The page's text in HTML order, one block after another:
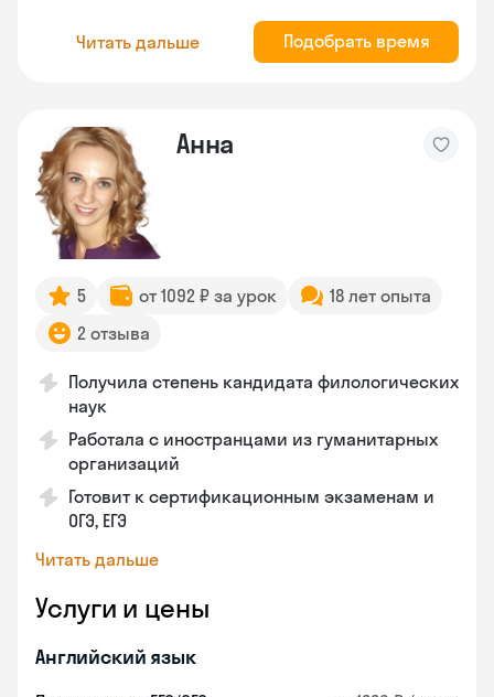
Читать дальше Подобрать время
Анна
5 от 1092 ₽ за урок
18 лет опыта
2 отзыва
Получила степень кандидата филологических
наук
Работала с иностранцами из гуманитарных
организаций
Готовит к сертификационным экзаменам и
ОГЭ, ЕГЭ
Читать дальше
Услуги и цены
Английский язык